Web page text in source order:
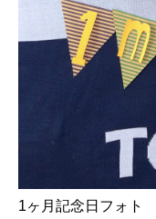
1ヶ月記念日フォト